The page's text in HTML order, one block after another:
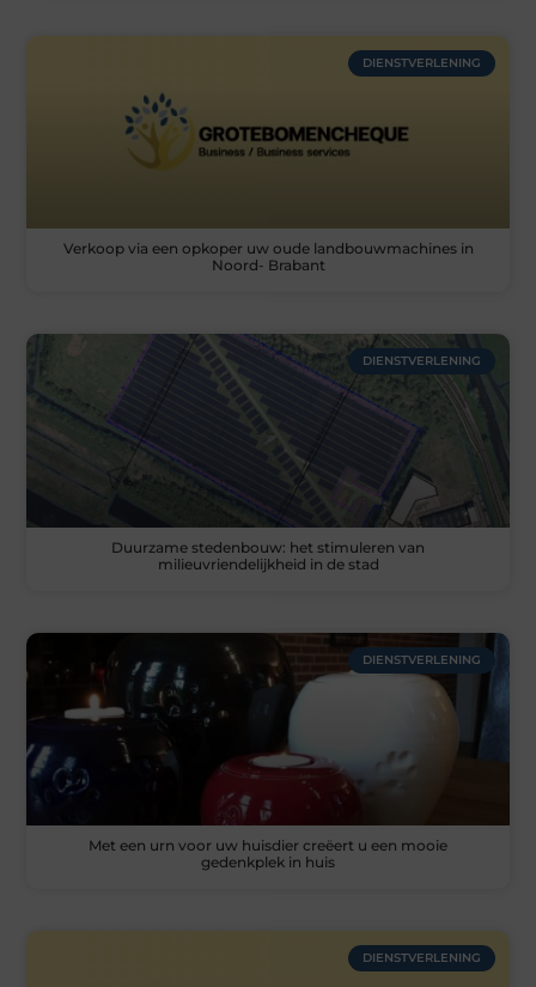
DIENSTVERLENING
Verkoop via een opkoper uw oude landbouwmachines in
Noord- Brabant
DIENSTVERLENING
Duurzame stedenbouw: het stimuleren van
milieuvriendelijkheid in de stad
DIENSTVERLENING
Met een urn voor uw huisdier creëert u een mooie
gedenkplek in huis
DIENSTVERLENING